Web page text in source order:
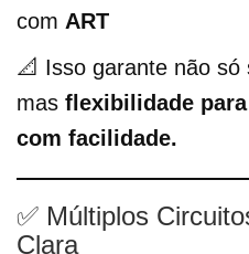
com ART
📐 Isso garante não só
mas flexibilidade
com facilidade.
✅ Múltiplos
Clara